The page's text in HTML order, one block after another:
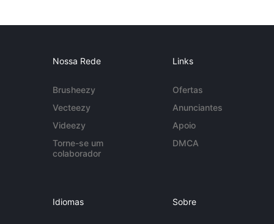
Nossa Rede
Brusheezy
Vecteezy
Videezy
Torne-se um
colaborador
Links
Ofertas
Anunciantes
Apoio
DMCA
Idiomas Sobre